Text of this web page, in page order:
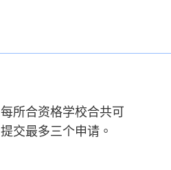
每所合资格学校合共可
提交最多三个申请。